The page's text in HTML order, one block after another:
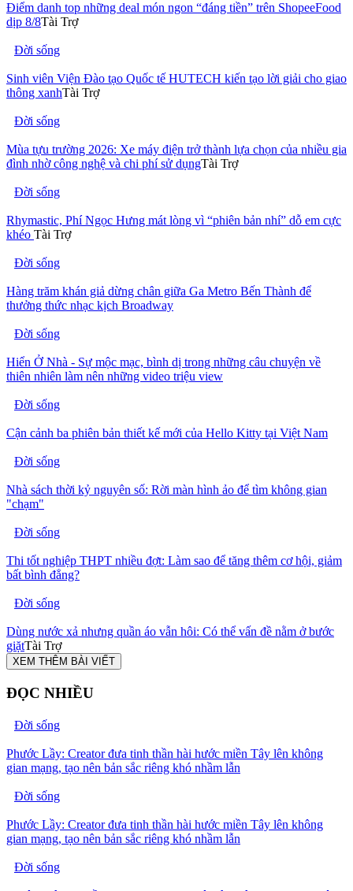
Điểm danh top những deal món ngon “đáng tiền” trên ShopeeFood
dịp 8/8Tài Trợ
Đời sống
Sinh viên Viện Đào tạo Quốc tế HUTECH kiến tạo lời giải cho giao
thông xanhTài Trợ
Đời sống
Mùa tựu trường 2026: Xe máy điện trở thành lựa chọn của nhiều gia
đình nhờ công nghệ và chi phí sử dụngTài Trợ
Đời sống
Rhymastic, Phí Ngọc Hưng mát lòng vì “phiên bản nhí” dỗ em cực
khéo Tài Trợ
Đời sống
Hàng trăm khán giả dừng chân giữa Ga Metro Bến Thành để
thưởng thức nhạc kịch Broadway
Đời sống
Hiển Ở Nhà - Sự mộc mạc, bình dị trong những câu chuyện về
thiên nhiên làm nên những video triệu view
Đời sống
Cận cảnh ba phiên bản thiết kế mới của Hello Kitty tại Việt Nam
Đời sống
Nhà sách thời kỷ nguyên số: Rời màn hình ảo để tìm không gian
"chạm"
Đời sống
Thi tốt nghiệp THPT nhiều đợt: Làm sao để tăng thêm cơ hội, giảm
bất bình đẳng?
Đời sống
Dùng nước xả nhưng quần áo vẫn hôi: Có thể vấn đề nằm ở bước
giặtTài Trợ
XEM THÊM BÀI VIẾT
ĐỌC NHIỀU
Đời sống
Phước Lầy: Creator đưa tinh thần hài hước miền Tây lên không
gian mạng, tạo nên bản sắc riêng khó nhầm lẫn
Đời sống
Phước Lầy: Creator đưa tinh thần hài hước miền Tây lên không
gian mạng, tạo nên bản sắc riêng khó nhầm lẫn
Đời sống